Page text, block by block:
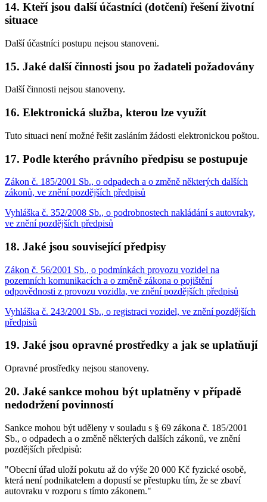
14. Kteří jsou další účastníci (dotčení) řešení životní
situace
Další účastníci postupu nejsou stanoveni.
15. Jaké další činnosti jsou po žadateli požadovány
Další činnosti nejsou stanoveny.
16. Elektronická služba, kterou lze využít
Tuto situaci není možné řešit zasláním žádosti elektronickou poštou.
17. Podle kterého právního předpisu se postupuje
Zákon č. 185/2001 Sb., o odpadech a o změně některých dalších
zákonů, ve znění pozdějších předpisů
Vyhláška č. 352/2008 Sb., o podrobnostech nakládání s autovraky,
ve znění pozdějších předpisů
18. Jaké jsou související předpisy
Zákon č. 56/2001 Sb., o podmínkách provozu vozidel na
pozemních komunikacích a o změně zákona o pojištění
odpovědnosti z provozu vozidla, ve znění pozdějších předpisů
Vyhláška č. 243/2001 Sb., o registraci vozidel, ve znění pozdějších
předpisů
19. Jaké jsou opravné prostředky a jak se uplatňují
Opravné prostředky nejsou stanoveny.
20. Jaké sankce mohou být uplatněny v případě
nedodržení povinností
Sankce mohou být uděleny v souladu s § 69 zákona č. 185/2001
Sb., o odpadech a o změně některých dalších zákonů, ve znění
pozdějších předpisů:
"Obecní úřad uloží pokutu až do výše 20 000 Kč fyzické osobě,
která není podnikatelem a dopustí se přestupku tím, že se zbaví
autovraku v rozporu s tímto zákonem."